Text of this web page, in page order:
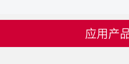
应用产